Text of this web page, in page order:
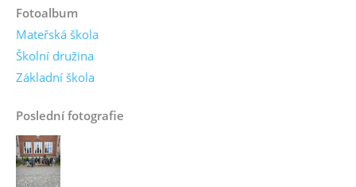
Fotoalbum
Mateřská škola
Školní družina
Základní škola
Poslední fotografie